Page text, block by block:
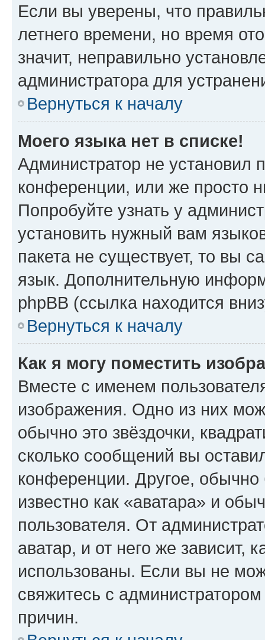
Если вы уверены, что
летнего времени, но время
значит, неправильно
администратора для
Вернуться к началу
Моего языка нет в списке!
Администратор не установил
конференции, или же просто
Попробуйте узнать у
установить нужный вам
пакета не существует, то вы
язык. Дополнительную
phpBB (ссылка находится
Вернуться к началу
Как я могу поместить
Вместе с именем
изображения. Одно из них
обычно это звёздочки,
сколько сообщений вы
конференции. Другое,
известно как «аватара» и
пользователя. От
аватар, и от него же зависит,
использованы. Если вы не
свяжитесь с
причин.